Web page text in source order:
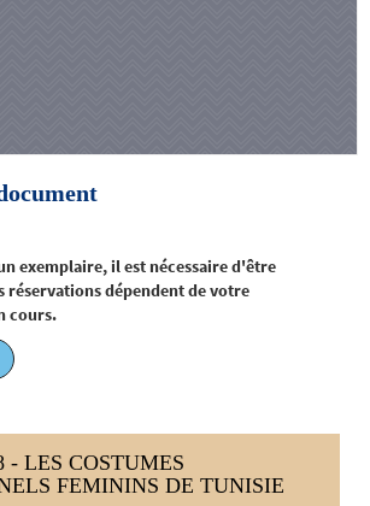
exemplaire, il est nécessaire d'être
réservations dépendent de votre
cours.
- LES COSTUMES
FEMININS DE TUNISIE